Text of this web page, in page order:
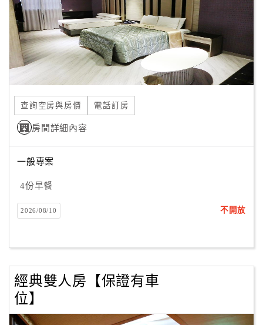
查詢空房與房價 電話訂房
房間詳細內容
一般專案
4份早餐
2026/08/10 不開放
經典雙人房【保證有車
位】